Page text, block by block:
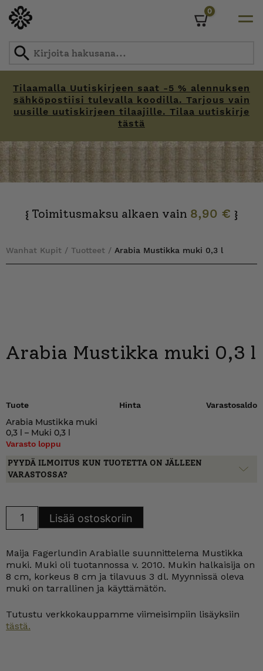
Tilaamalla Uutiskirjeen saat -5 % alennuksen
sähköpostiisi tulevalla koodilla. Tarjous vain
uusille uutiskirjeen tilaajille. Tilaa uutiskirje
tästä
0
{ Toimitusmaksu alkaen vain 8,90 € }
Wanhat Kupit / Tuotteet / Arabia Mustikka muki 0,3 l
Arabia Mustikka muki 0,3 l
Tuote Hinta Varastosaldo
Arabia Mustikka muki
0,3 l – Muki 0,3 l
Varasto loppu
PYYDÄ ILMOITUS KUN TUOTETTA ON JÄLLEEN
VARASTOSSA?
Mustikka
määrä
Lisää ostoskoriin
Maija Fagerlundin Arabialle suunnittelema Mustikka
muki. Muki oli tuotannossa v. 2010. Mukin halkaisija on
8 cm, korkeus 8 cm ja tilavuus 3 dl. Myynnissä oleva
muki on tarrallinen ja käyttämätön.
Tutustu verkkokauppamme viimeisimpiin lisäyksiin
tästä.